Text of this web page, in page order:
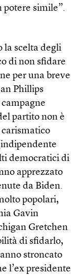
potere simile”.
la scelta degli
di non sfidare
per una breve
Phillips
partito non è
democratici di
apprezzato
da Biden.
popolari,
Gavin
Gretchen
di sfidarlo,
stroncato
l’ex presidente